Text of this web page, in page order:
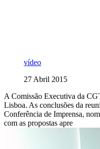
vídeo
27 Abril 2015
A Comissão Executiva da
Lisboa. As conclusões da
Conferência de Imprensa,
com as propostas apre